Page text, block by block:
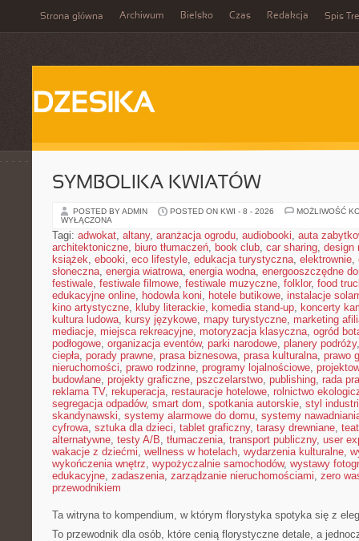
Strona główna Archiwum Bielsko Czas Redakcja Spis
DZESIKA
SYMBOLIKA KWIATÓW
POSTED BY ADMIN POSTED ON KWI - 8 - 2026
MOŻLIWOŚĆ
WYŁĄCZONA
Tagi: adwokat, altany, aranżacja ogrodu, audiobooki, auta
architektoniczne, biuro tłumaczeń, book club, car sharing, design
książek, ebooki, eco lifestyle, edukacja turystyczna, elektrownie,
słoneczna, energia wiatrowa, energia wodna, energooszczędne
festiwale, festiwale filmowe, festiwale muzyczne, folklor, food
edukacyjne online, hodowla koni, hotele butikowe, instalacje
kino artystyczne, kluby literackie, komedia stand-up, koncerty
kultura ludowa, kursy językowe, mapy turystyczne, marketing
mediacje, miejsca rekreacyjne, motoryzacja klasyczna, ogród
podłogowe, organizacja eventów, parki narodowe, planery podróży
ciepła, porady prawne, prasa biznesowa, prasa kulturalna, prawo
nieruchomości, prawo rodzinne, programy lojalnościowe,
budowlane, projekty graficzne, pszczelarstwo, publishing, rada
reklama TV, rekuperacja, restauracje hotelowe, rolnictwo
segregacja odpadów, smart dom, spotkania autorskie, styl
skandynawski, systemy alarmowe do domu, systemy
cyfrowa, sztuka dla dzieci, tablet graficzny, tarasy drewniane,
alternatywne, testy A/B, tłumaczenia, transport publiczny, user
wakacje z dziećmi, wellness w hotelach, wydarzenia kulturalne,
wykończenia wnętrz, wypożyczalnie samochodów, wystawy
edukacyjne, zadaszenia, zarządzanie nieruchomościami, zero
przewodnikiem
Ta witryna to kompendium, w którym florystyka spotyka się z
To przewodnik dla osób, które cenią florystyczne detale, a